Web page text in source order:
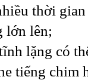
thời gian
lớn lên;
lặng có
tiếng chim